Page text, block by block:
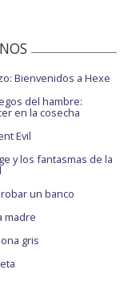
Bienvenidos a Hexe
del hambre:
en la cosecha
Evil
y los fantasmas de la
un banco
madre
gris